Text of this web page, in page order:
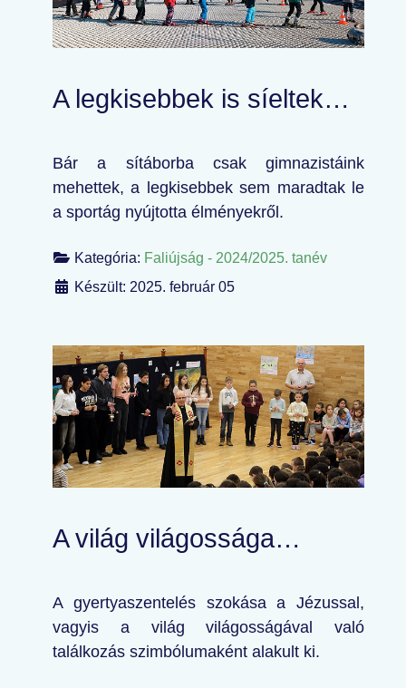
A legkisebbek is síeltek…
Bár a sítáborba csak gimnazistáink
mehettek, a legkisebbek sem maradtak le
a sportág nyújtotta élményekről.
Kategória: Faliújság - 2024/2025. tanév
Készült: 2025. február 05
A világ világossága…
A gyertyaszentelés szokása a Jézussal,
vagyis a világ világosságával való
találkozás szimbólumaként alakult ki.